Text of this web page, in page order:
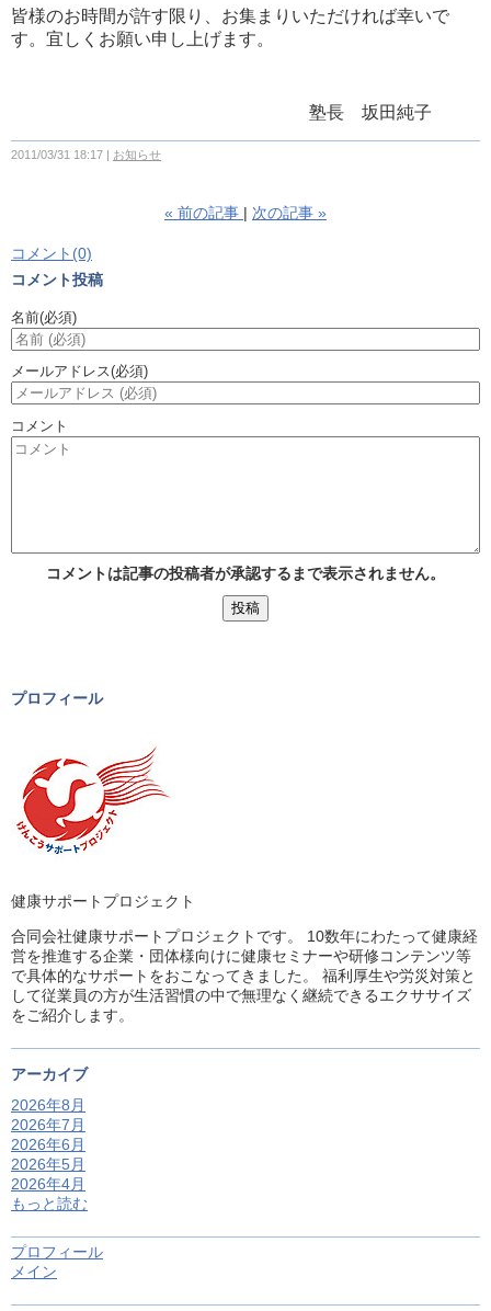
皆様のお時間が許す限り、お集まりいただければ幸いで
す。宜しくお願い申し上げます。
塾長 坂田純子
2011/03/31 18:17 お知らせ
« 前の記事 次の記事 »
コメント(0)
コメント投稿
名前(必須)
メールアドレス(必須)
コメント
コメントは記事の投稿者が承認するまで表示されません。
プロフィール
健康サポートプロジェクト
合同会社健康サポートプロジェクトです。 10数年にわたって健康経
営を推進する企業・団体様向けに健康セミナーや研修コンテンツ等
で具体的なサポートをおこなってきました。 福利厚生や労災対策と
して従業員の方が生活習慣の中で無理なく継続できるエクササイズ
をご紹介します。
アーカイブ
2026年8月
2026年7月
2026年6月
2026年5月
2026年4月
もっと読む
プロフィール
メイン